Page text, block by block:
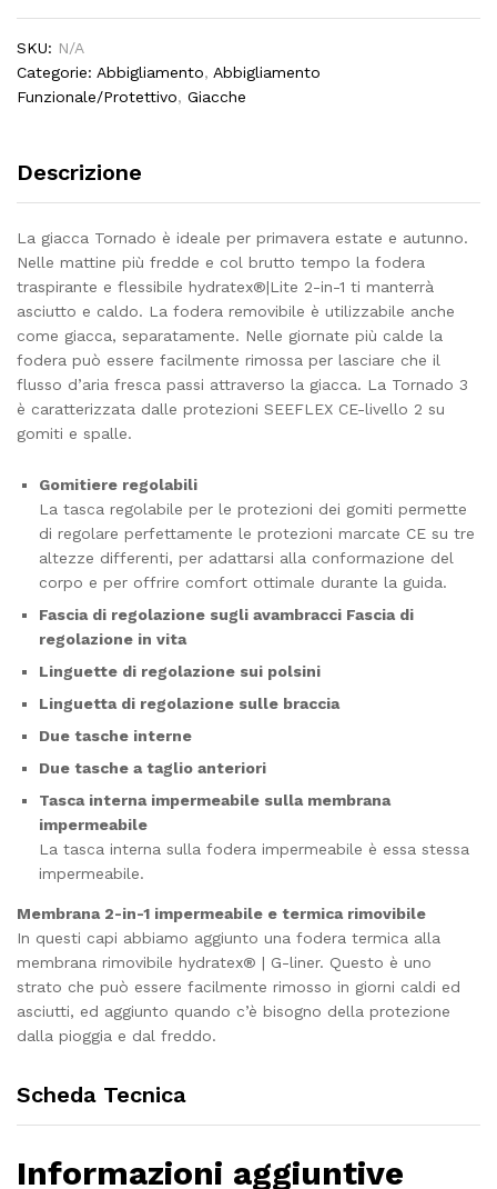
SKU: N/A
Categorie: Abbigliamento, Abbigliamento
Funzionale/Protettivo, Giacche
Descrizione
La giacca Tornado è ideale per primavera estate e autunno.
Nelle mattine più fredde e col brutto tempo la fodera
traspirante e flessibile hydratex®|Lite 2-in-1 ti manterrà
asciutto e caldo. La fodera removibile è utilizzabile anche
come giacca, separatamente. Nelle giornate più calde la
fodera può essere facilmente rimossa per lasciare che il
flusso d’aria fresca passi attraverso la giacca. La Tornado 3
è caratterizzata dalle protezioni SEEFLEX CE-livello 2 su
gomiti e spalle.
Gomitiere regolabili
La tasca regolabile per le protezioni dei gomiti permette
di regolare perfettamente le protezioni marcate CE su tre
altezze differenti, per adattarsi alla conformazione del
corpo e per offrire comfort ottimale durante la guida.
Fascia di regolazione sugli avambracci Fascia di
regolazione in vita
Linguette di regolazione sui polsini
Linguetta di regolazione sulle braccia
Due tasche interne
Due tasche a taglio anteriori
Tasca interna impermeabile sulla membrana
impermeabile
La tasca interna sulla fodera impermeabile è essa stessa
impermeabile.
Membrana 2-in-1 impermeabile e termica rimovibile
In questi capi abbiamo aggiunto una fodera termica alla
membrana rimovibile hydratex® | G-liner. Questo è uno
strato che può essere facilmente rimosso in giorni caldi ed
asciutti, ed aggiunto quando c’è bisogno della protezione
dalla pioggia e dal freddo.
Scheda Tecnica
Informazioni aggiuntive